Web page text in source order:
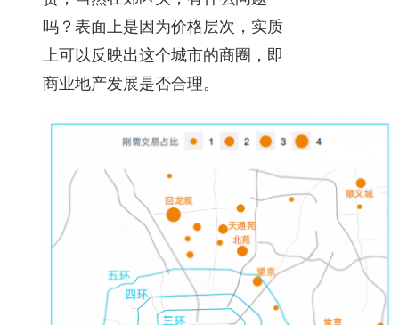
吗？表面上是因为价格层次，实质
上可以反映出这个城市的商圈，即
商业地产发展是否合理。